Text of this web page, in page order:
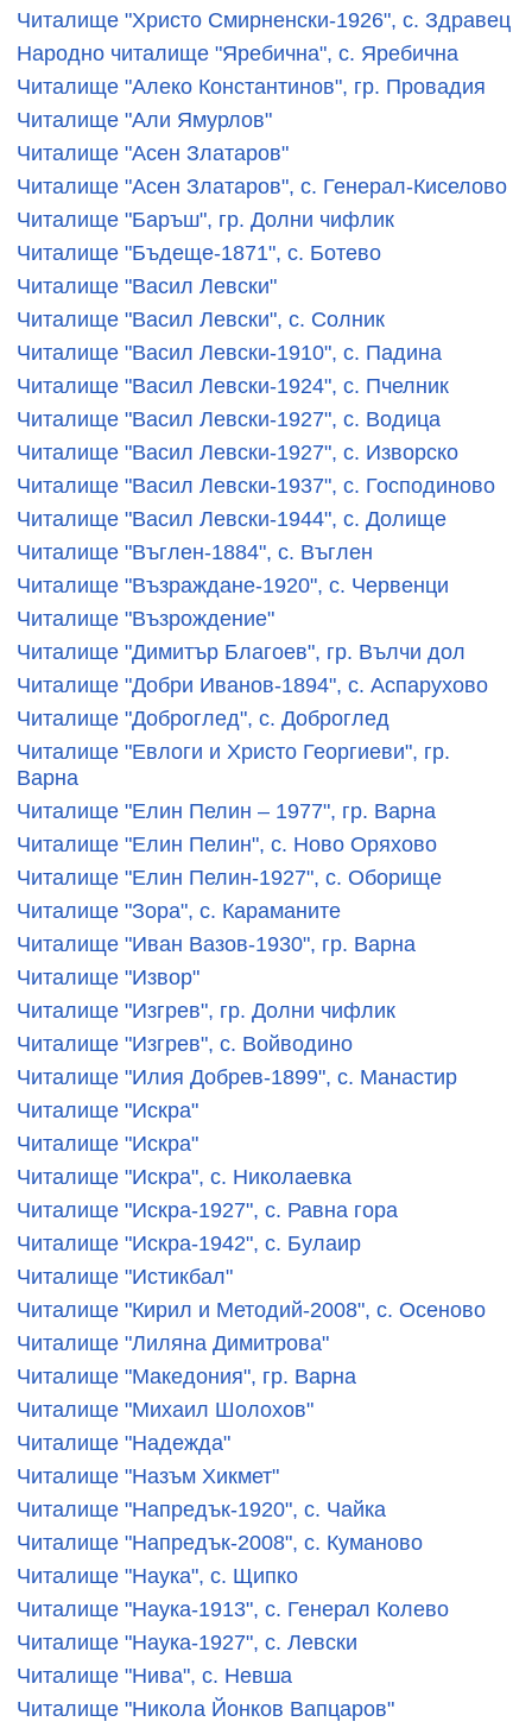
Читалище "Христо Смирненски-1926", с. Здравец
Народно читалище "Яребична", с. Яребична
Читалище "Алеко Константинов", гр. Провадия
Читалище "Али Ямурлов"
Читалище "Асен Златаров"
Читалище "Асен Златаров", с. Генерал-Киселово
Читалище "Баръш", гр. Долни чифлик
Читалище "Бъдеще-1871", с. Ботево
Читалище "Васил Левски"
Читалище "Васил Левски", с. Солник
Читалище "Васил Левски-1910", с. Падина
Читалище "Васил Левски-1924", с. Пчелник
Читалище "Васил Левски-1927", с. Водица
Читалище "Васил Левски-1927", с. Изворско
Читалище "Васил Левски-1937", с. Господиново
Читалище "Васил Левски-1944", с. Долище
Читалище "Въглен-1884", с. Въглен
Читалище "Възраждане-1920", с. Червенци
Читалище "Възрождение"
Читалище "Димитър Благоев", гр. Вълчи дол
Читалище "Добри Иванов-1894", с. Аспарухово
Читалище "Доброглед", с. Доброглед
Читалище "Евлоги и Христо Георгиеви", гр.
Варна
Читалище "Елин Пелин – 1977", гр. Варна
Читалище "Елин Пелин", с. Ново Оряхово
Читалище "Елин Пелин-1927", с. Оборище
Читалище "Зора", с. Караманите
Читалище "Иван Вазов-1930", гр. Варна
Читалище "Извор"
Читалище "Изгрев", гр. Долни чифлик
Читалище "Изгрев", с. Войводино
Читалище "Илия Добрев-1899", с. Манастир
Читалище "Искра"
Читалище "Искра"
Читалище "Искра", с. Николаевка
Читалище "Искра-1927", с. Равна гора
Читалище "Искра-1942", с. Булаир
Читалище "Истикбал"
Читалище "Кирил и Методий-2008", с. Осеново
Читалище "Лиляна Димитрова"
Читалище "Македония", гр. Варна
Читалище "Михаил Шолохов"
Читалище "Надежда"
Читалище "Назъм Хикмет"
Читалище "Напредък-1920", с. Чайка
Читалище "Напредък-2008", с. Куманово
Читалище "Наука", с. Щипко
Читалище "Наука-1913", с. Генерал Колево
Читалище "Наука-1927", с. Левски
Читалище "Нива", с. Невша
Читалище "Никола Йонков Вапцаров"